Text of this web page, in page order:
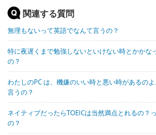
関連する質問
無理もないって英語でなんて言うの？
特に夜遅くまで勉強しないといけない時とかかな
の？
わたしのPC は、機嫌のいい時と悪い時があるの
言うの？
ネイティブだったらTOEICは当然満点とれるの？
の？